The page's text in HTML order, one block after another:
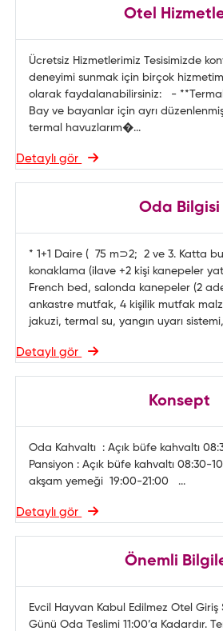
Otel
Ücretsiz Hizmetlerimiz Tesisimizde
deneyimi sunmak için birçok
olarak faydalanabilirsiniz: - **Termal
Bay ve bayanlar için ayrı
termal havuzlarım�...
Detaylı gör
Oda Bilgisi
* 1+1 Daire ( 75 m⊃2; 2 ve 3. Katta
konaklama (ilave +2 kişi kanepeler
French bed, salonda kanepeler (2
ankastre mutfak, 4 kişilik mutfak
jakuzi, termal su, yangın uyarı
Detaylı gör
Konsept
Oda Kahvaltı : Açık büfe kahvaltı
Pansiyon : Açık büfe kahvaltı 08:30-
akşam yemeği 19:00-21:00 ...
Detaylı gör
Önemli
Evcil Hayvan Kabul Edilmez Otel Giriş
Günü Oda Teslimi 11:00’a Kadardır.